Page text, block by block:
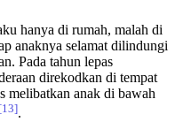
hanya di rumah, malah di
anaknya selamat dilindungi
Pada tahun lepas
direkodkan di tempat
melibatkan anak di bawah
[13].